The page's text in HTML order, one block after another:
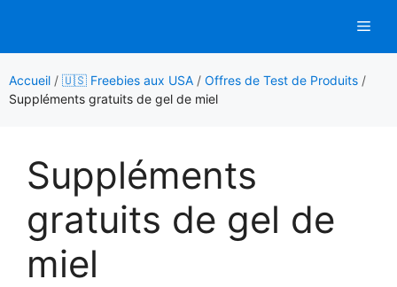
contenu
Accueil / 🇺🇸 Freebies aux USA / Offres de Test de Produits /
Suppléments gratuits de gel de miel
Suppléments
gratuits de gel de
miel